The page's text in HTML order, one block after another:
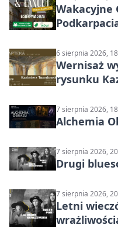
Wakacyjne
6 sierpnia 2026,
Wernisaż
rysunku
7 sierpnia 2026,
Alchemia
7 sierpnia 2026,
Drugi
7 sierpnia 2026,
Letni